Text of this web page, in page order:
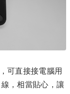
可直接接電腦用
，相當貼心，讓